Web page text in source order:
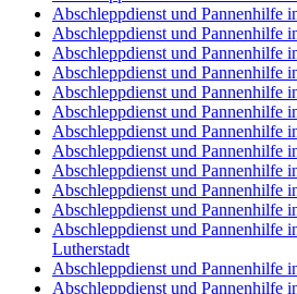
Abschleppdienst und Pannenhilfe
Abschleppdienst und Pannenhilfe
Abschleppdienst und Pannenhilfe
Abschleppdienst und Pannenhilfe
Abschleppdienst und Pannenhilfe
Abschleppdienst und Pannenhilfe
Abschleppdienst und Pannenhilfe
Abschleppdienst und Pannenhilfe
Abschleppdienst und Pannenhilfe
Abschleppdienst und Pannenhilfe
Abschleppdienst und Pannenhilfe
Abschleppdienst und Pannenhilfe
Lutherstadt
Abschleppdienst und Pannenhilfe
Abschleppdienst und Pannenhilfe